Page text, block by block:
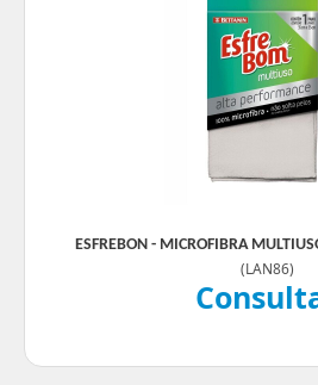
ESFREBON - MICROFIBRA
(LAN86)